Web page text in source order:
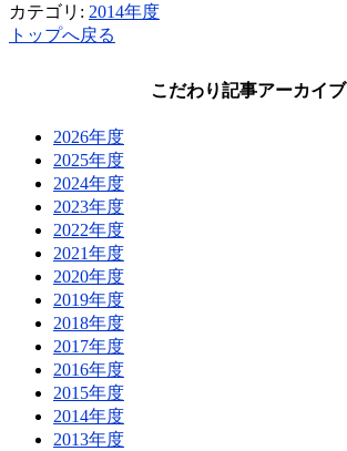
カテゴリ: 2014年度
トップへ戻る
こだわり記事アーカイブ
2026年度
2025年度
2024年度
2023年度
2022年度
2021年度
2020年度
2019年度
2018年度
2017年度
2016年度
2015年度
2014年度
2013年度